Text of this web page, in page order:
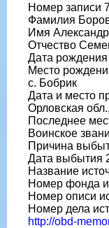
Номер записи
Фамилия
Имя Александр
Отчество
Дата
Место
с. Бобрик
Дата и место
Орловская
Последнее
Воинское
Причина
Дата выбытия
Название
Номер фонда
Номер описи
Номер дела
http://obd-